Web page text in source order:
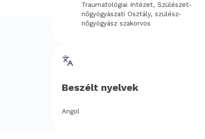
Traumatológiai Intézet, Szülészet-
nőgyógyászati Osztály, szülész-
nőgyógyász szakorvos
Beszélt nyelvek
Angol